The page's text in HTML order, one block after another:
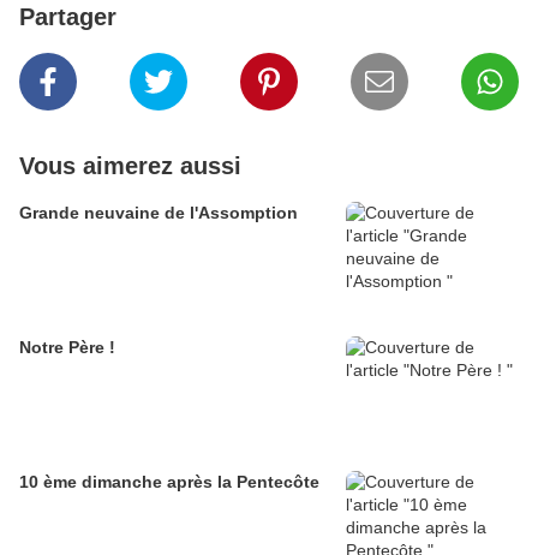
Partager
Vous aimerez aussi
Grande neuvaine de l'Assomption
Notre Père !
10 ème dimanche après la Pentecôte